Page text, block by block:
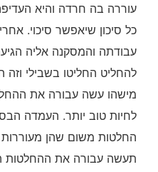
עוררה בה חרדה והיא
כל סיכון שיאפשר סיכוי.
עבודתה והמסקנה אליה
להחליט החליטו בשבילי וזה
מישהו עשה עבורה את
לחיות טוב יותר. העמדה
החלטות משום שהן
תעשה עבורה את ההחלטות